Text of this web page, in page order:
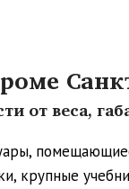
от веса,
крупные